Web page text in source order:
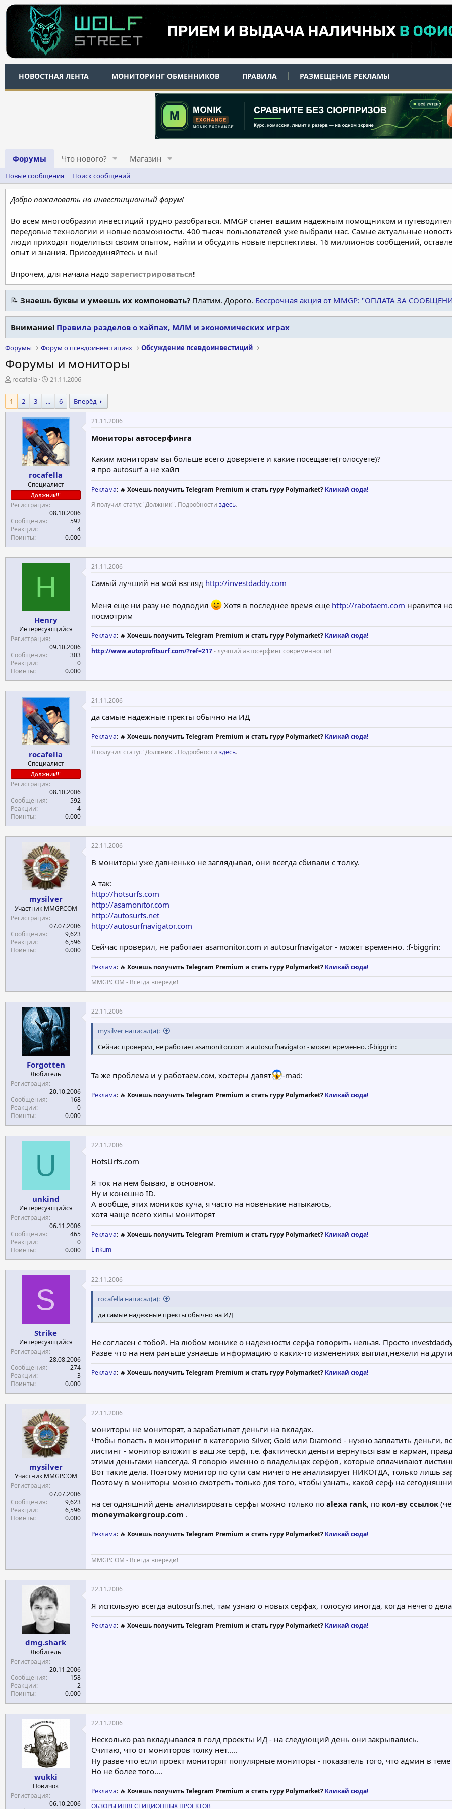
НОВОСТНАЯ ЛЕНТА МОНИТОРИНГ ОБМЕННИКОВ ПРАВИЛА РАЗМЕЩЕНИЕ РЕКЛАМЫ
Форумы Что нового? Магазин
Новые сообщения Поиск сообщений
Добро пожаловать на инвестиционный форум!
Во всем многообразии инвестиций трудно разобраться. MMGP станет вашим надежным помощником и
передовые технологии и новые возможности. 400 тысяч пользователей уже выбрали нас. Самые актуальные
люди приходят поделиться своим опытом, найти и обсудить новые перспективы. 16 миллионов сообщений,
опыт и знания. Присоединяйтесь и вы!
Впрочем, для начала надо зарегистрироваться!
📝 Знаешь буквы и умеешь их компоновать? Платим. Дорого. Бессрочная акция от MMGP: "ОПЛАТА ЗА
Внимание! Правила разделов о хайпах, МЛМ и экономических играх
Форумы Форум о псевдоинвестициях Обсуждение псевдоинвестиций
Форумы и мониторы
А
т
о
р
rocafella
Д
т
а
н
ч
а
л
а
21.11.2006
1 2 3 ... 6 Вперёд
rocafella
Специалист
Должник!!!
Регистрация
08.10.2006
Сообщения
592
Реакции
4
Поинты
0.000
21.11.2006
Мониторы автосерфинга
Каким мониторам вы больше всего доверяете и какие посещаете(голосуете)?
я про autosurf а не хайп
Реклама: 🔥 Хочешь получить Telegram Premium и стать гуру Polymarket? Кликай сюда!
Я получил статус "Должник". Подробности здесь.
H
Henry
Интересующийся
Регистрация
09.10.2006
Сообщения
303
Реакции
0
Поинты
0.000
21.11.2006
Самый лучший на мой взгляд http://investdaddy.com
Меня еще ни разу не подводил Хотя в последнее время еще http://rabotaem.com нравится
посмотрим
Реклама: 🔥 Хочешь получить Telegram Premium и стать гуру Polymarket? Кликай сюда!
http://www.autoprofitsurf.com/?ref=217- лучший автосерфинг современности!
rocafella
Специалист
Должник!!!
Регистрация
08.10.2006
Сообщения
592
Реакции
4
Поинты
0.000
21.11.2006
да самые надежные пректы обычно на ИД
Реклама: 🔥 Хочешь получить Telegram Premium и стать гуру Polymarket? Кликай сюда!
Я получил статус "Должник". Подробности здесь.
mysilver
Участник MMGP.COM
Регистрация
07.07.2006
Сообщения
9,623
Реакции
6,596
Поинты
0.000
22.11.2006
В мониторы уже давненько не заглядывал, они всегда сбивали с толку.
А так:
http://hotsurfs.com
http://asamonitor.com
http://autosurfs.net
http://autosurfnavigator.com
Сейчас проверил, не работает asamonitor.com и autosurfnavigator - может временно. :f-biggrin:
Реклама: 🔥 Хочешь получить Telegram Premium и стать гуру Polymarket? Кликай сюда!
MMGP.COM - Всегда впереди!
Forgotten
Любитель
Регистрация
20.10.2006
Сообщения
168
Реакции
0
Поинты
0.000
22.11.2006
mysilver написал(а):
Сейчас проверил, не работает asamonitor.com и autosurfnavigator - может временно. :f-biggrin:
Та же проблема и у работаем.сом, хостеры давят -mad:
Реклама: 🔥 Хочешь получить Telegram Premium и стать гуру Polymarket? Кликай сюда!
U
unkind
Интересующийся
Регистрация
06.11.2006
Сообщения
465
Реакции
0
Поинты
0.000
22.11.2006
HotsUrfs.com
Я ток на нем бываю, в основном.
Ну и конешно ID.
А вообще, этих моников куча, я часто на новенькие натыкаюсь,
хотя чаще всего хипы мониторят
Реклама: 🔥 Хочешь получить Telegram Premium и стать гуру Polymarket? Кликай сюда!
Linkum
S
Strike
Интересующийся
Регистрация
28.08.2006
Сообщения
274
Реакции
3
Поинты
0.000
22.11.2006
rocafella написал(а):
да самые надежные пректы обычно на ИД
Не согласен с тобой. На любом монике о надежности серфа говорить нельзя. Просто
Разве что на нем раньше узнаешь информацию о каких-то изменениях выплат,нежели на
Реклама: 🔥 Хочешь получить Telegram Premium и стать гуру Polymarket? Кликай сюда!
mysilver
Участник MMGP.COM
Регистрация
07.07.2006
Сообщения
9,623
Реакции
6,596
Поинты
0.000
22.11.2006
мониторы не мониторят, а зарабатыват деньги на вкладах.
Чтобы попасть в мониторинг в категорию Silver, Gold или Diamond - нужно заплатить деньги,
листинг - монитор вложит в ваш же серф, т.е. фактически деньги вернуться вам в карман,
этими деньгами навсегда. Я говорю именно о владельцах серфов, которые оплачивают
Вот такие дела. Поэтому монитор по сути сам ничего не анализирует НИКОГДА, только лишь
Поэтому в мониторы можно смотреть только для того, чтобы узнать, какой серф на
на сегодняшний день анализировать серфы можно только по alexa rank, по кол-ву ссылок
moneymakergroup.com .
Реклама: 🔥 Хочешь получить Telegram Premium и стать гуру Polymarket? Кликай сюда!
MMGP.COM - Всегда впереди!
dmg.shark
Любитель
Регистрация
20.11.2006
Сообщения
158
Реакции
2
Поинты
0.000
22.11.2006
Я использую всегда autosurfs.net, там узнаю о новых серфах, голосую иногда, когда нечего
Реклама: 🔥 Хочешь получить Telegram Premium и стать гуру Polymarket? Кликай сюда!
wukki
Новичок
Регистрация
06.10.2006
22.11.2006
Несколько раз вкладывался в голд проекты ИД - на следующий день они закрывались.
Считаю, что от мониторов толку нет.....
Ну разве что если проект мониторят популярные мониторы - показатель того, что админ в теме
Но не более того....
Реклама: 🔥 Хочешь получить Telegram Premium и стать гуру Polymarket? Кликай сюда!
ОБЗОРЫ ИНВЕСТИЦИОННЫХ ПРОЕКТОВ